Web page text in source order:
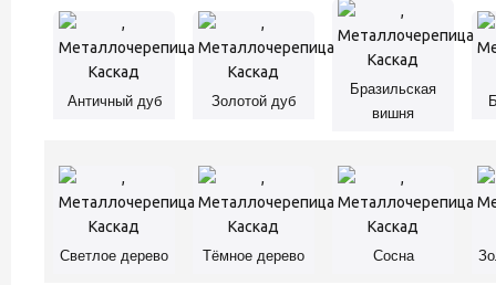
Античный дуб Золотой дуб
Бразильская
вишня
Светлое дерево Тёмное дерево Сосна